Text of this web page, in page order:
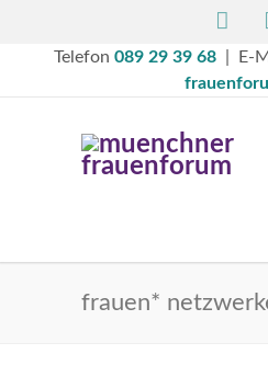
Telefon 089 29 39 68| E-
frauen*